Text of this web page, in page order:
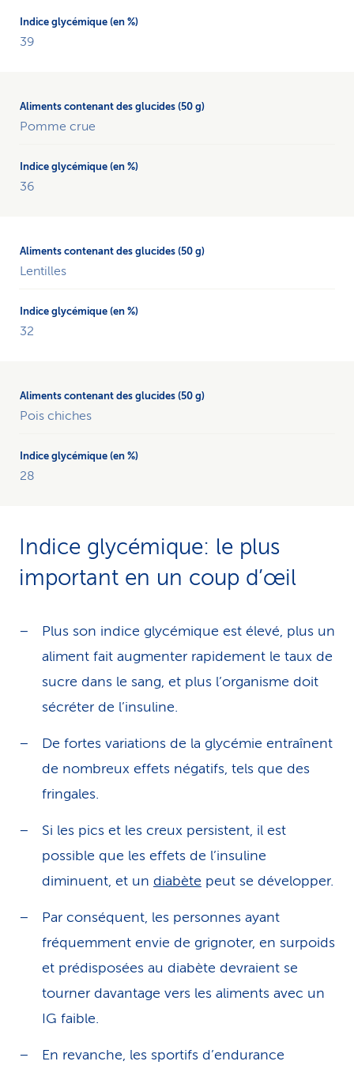
39
Pomme crue
36
Lentilles
32
Pois chiches
28
Indice glycémique: le plus
important en un coup d’œil
Plus son indice glycémique est élevé, plus un
aliment fait augmenter rapidement le taux de
sucre dans le sang, et plus l’organisme doit
sécréter de l’insuline.
De fortes variations de la glycémie entraînent
de nombreux effets négatifs, tels que des
fringales.
Si les pics et les creux persistent, il est
possible que les effets de l’insuline
diminuent, et un diabète peut se développer.
Par conséquent, les personnes ayant
fréquemment envie de grignoter, en surpoids
et prédisposées au diabète devraient se
tourner davantage vers les aliments avec un
IG faible.
En revanche, les sportifs d’endurance